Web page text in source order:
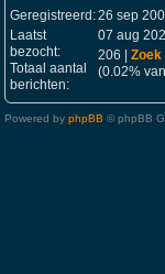
Geregistreerd:26 sep
Laatst
bezocht:
07 aug
Totaal aantal
berichten:
206 |
(0.02%
Powered by phpBB © phpBB